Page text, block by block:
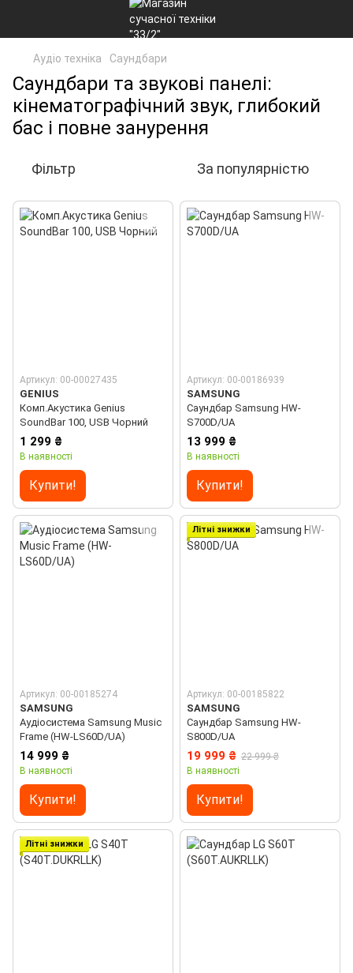
Аудіо техніка Саундбари
Саундбари та звукові панелі:
кінематографічний звук, глибокий
бас і повне занурення
Фільтр За популярністю
Артикул: 00-00027435
GENIUS
Комп.Акустика Genius
SoundBar 100, USB Чорний
1 299 ₴
В наявності
Купити!
Артикул: 00-00186939
SAMSUNG
Саундбар Samsung HW-
S700D/UA
13 999 ₴
В наявності
Купити!
Артикул: 00-00185274
SAMSUNG
Аудіосистема Samsung Music
Frame (HW-LS60D/UA)
14 999 ₴
В наявності
Купити!
Літні знижки
Артикул: 00-00185822
SAMSUNG
Саундбар Samsung HW-
S800D/UA
19 999 ₴ 22 999 ₴
В наявності
Купити!
Літні знижки